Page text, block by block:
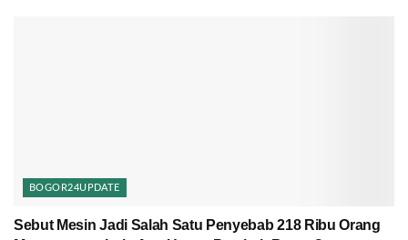
BOGOR24UPDATE
Sebut Mesin Jadi Salah Satu Penyebab 218 Ribu Orang